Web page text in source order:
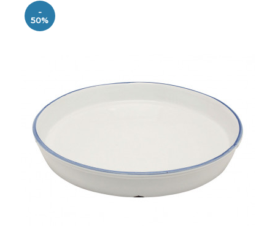
-
50%